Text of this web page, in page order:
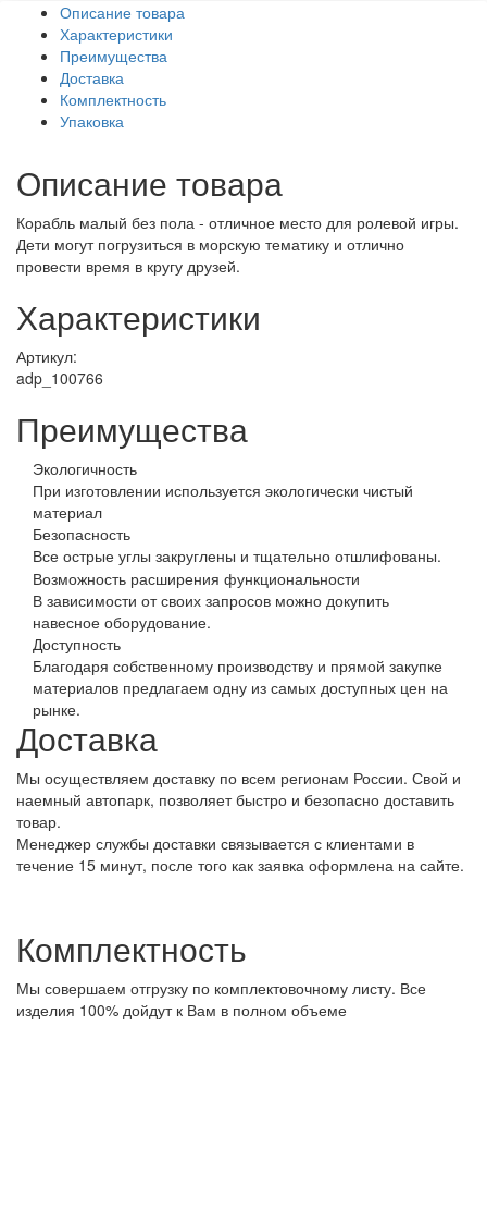
Описание товара
Характеристики
Преимущества
Доставка
Комплектность
Упаковка
Описание товара
Корабль малый без пола - отличное место для ролевой игры.
Дети могут погрузиться в морскую тематику и отлично
провести время в кругу друзей.
Характеристики
Артикул:
adp_100766
Преимущества
Экологичность
При изготовлении используется экологически чистый
материал
Безопасность
Все острые углы закруглены и тщательно отшлифованы.
Возможность расширения функциональности
В зависимости от своих запросов можно докупить
навесное оборудование.
Доступность
Благодаря собственному производству и прямой закупке
материалов предлагаем одну из самых доступных цен на
рынке.
Доставка
Мы осуществляем доставку по всем регионам России. Свой и
наемный автопарк, позволяет быстро и безопасно доставить
товар.
Менеджер службы доставки связывается с клиентами в
течение 15 минут, после того как заявка оформлена на сайте.
Комплектность
Мы совершаем отгрузку по комплектовочному листу. Все
изделия 100% дойдут к Вам в полном объеме